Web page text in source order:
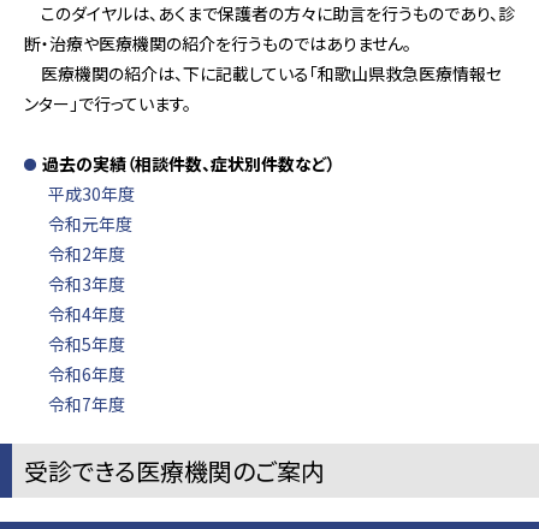
このダイヤルは、あくまで保護者の方々に助言を行うものであり、診
断・治療や医療機関の紹介を行うものではありません。
医療機関の紹介は、下に記載している「和歌山県救急医療情報セ
ンター」で行っています。
過去の実績（相談件数、症状別件数など）
平成30年度
令和元年度
令和2年度
令和3年度
令和4年度
令和5年度
令和6年度
令和7年度
受診できる医療機関のご案内